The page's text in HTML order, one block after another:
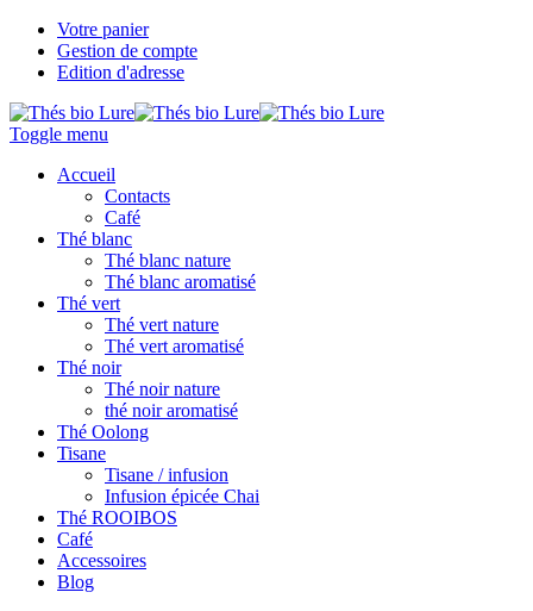
Votre panier
Gestion de compte
Edition d'adresse
Toggle menu
Accueil
Contacts
Café
Thé blanc
Thé blanc nature
Thé blanc aromatisé
Thé vert
Thé vert nature
Thé vert aromatisé
Thé noir
Thé noir nature
thé noir aromatisé
Thé Oolong
Tisane
Tisane / infusion
Infusion épicée Chai
Thé ROOIBOS
Café
Accessoires
Blog